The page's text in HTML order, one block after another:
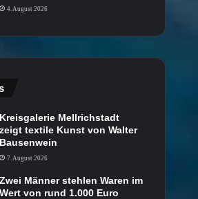
4. August 2026
Kreisgalerie Mellrichstadt
zeigt textile Kunst von Walter
Bausenwein
7. August 2026
Zwei Männer stehlen Waren im
Wert von rund 1.000 Euro